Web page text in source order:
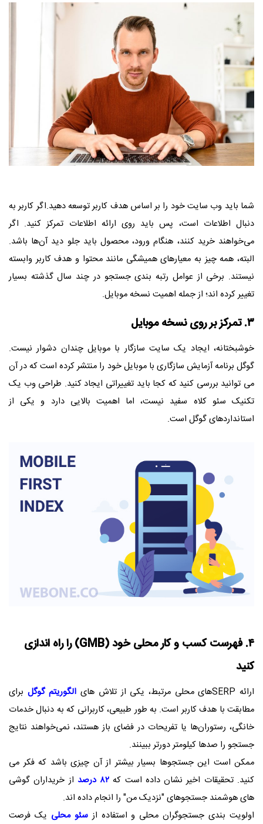
شما باید وب سایت خود را بر اساس هدف کاربر توسعه دهید.اگر کاربر به
دنبال اطلاعات است، پس باید روی ارائه اطلاعات تمرکز کنید. اگر
می‌خواهند خرید کنند، هنگام ورود، محصول باید جلو دید آن‌ها باشد.
البته، همه چیز به معیارهای همیشگی مانند محتوا و هدف کاربر وابسته
نیستند. برخی از عوامل رتبه بندی جستجو در چند سال گذشته بسیار
تغییر کرده اند؛ از جمله اهمیت نسخه موبایل.
۳. تمرکز بر روی نسخه موبایل
خوشبختانه، ایجاد یک سایت سازگار با موبایل چندان دشوار نیست.
گوگل برنامه آزمایش سازگاری با موبایل خود را منتشر کرده است که در آن
می توانید بررسی کنید که کجا باید تغییراتی ایجاد کنید. طراحی وب یک
تکنیک سئو کلاه سفید نیست، اما اهمیت بالایی دارد و یکی از
استانداردهای گوگل است.
۴. فهرست کسب و کار محلی خود (GMB) را راه اندازی
کنید
ارائه SERPهای محلی مرتبط، یکی از تلاش های الگوریتم گوگل برای
مطابقت با هدف کاربر است. به طور طبیعی، کاربرانی که به دنبال خدمات
خانگی، رستوران‌ها یا تفریحات در فضای باز هستند، نمی‌خواهند نتایج
جستجو را صدها کیلومتر دورتر ببینند.
ممکن است این جستجوها بسیار بیشتر از آن چیزی باشد که فکر می
کنید. تحقیقات اخیر نشان داده است که ۸۲ درصد
از خریداران گوشی
های هوشمند جستجوهای "نزدیک من" را انجام داده اند.
اولویت بندی جستجوگران محلی و استفاده ازسئو محلی یک فرصت